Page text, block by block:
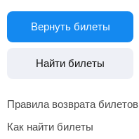
Вернуть билеты
Найти билеты
Правила возврата билетов
Как найти билеты